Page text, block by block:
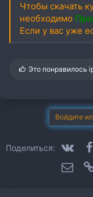
Чтобы скачать
необходимо
Если у вас уже
С
Это понравилось
Войдите
Поделиться: VK